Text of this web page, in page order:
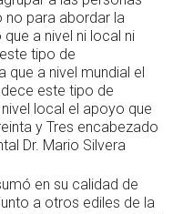
no para abordar la
a nivel ni local ni
tipo de
a nivel mundial el
este tipo de
local el apoyo que
y Tres encabezado
Dr. Mario Silvera
en su calidad de
a otros ediles de la